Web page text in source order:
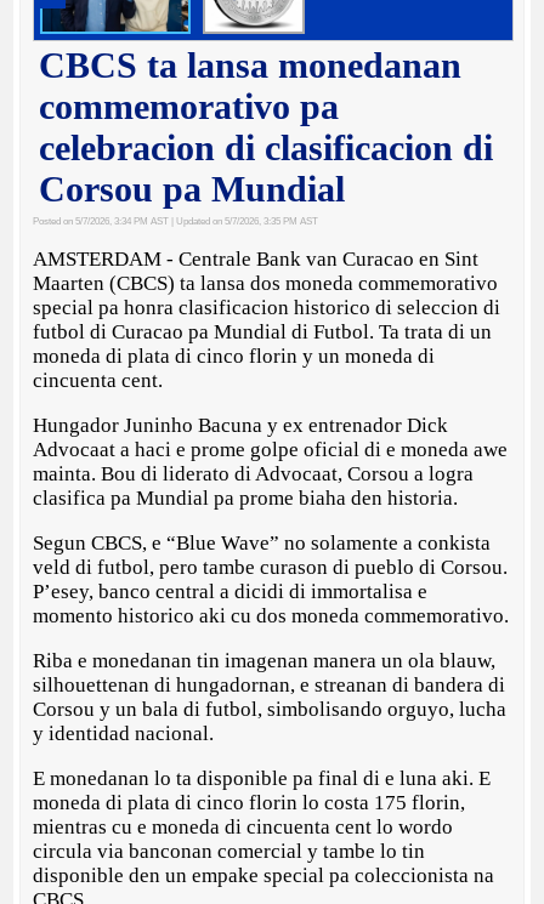
CBCS ta lansa monedanan
commemorativo pa
celebracion di clasificacion di
Corsou pa Mundial
Posted on 5/7/2026, 3:34 PM AST | Updated on 5/7/2026, 3:35 PM AST
AMSTERDAM - Centrale Bank van Curacao en Sint
Maarten (CBCS) ta lansa dos moneda commemorativo
special pa honra clasificacion historico di seleccion di
futbol di Curacao pa Mundial di Futbol. Ta trata di un
moneda di plata di cinco florin y un moneda di
cincuenta cent.
Hungador Juninho Bacuna y ex entrenador Dick
Advocaat a haci e prome golpe oficial di e moneda awe
mainta. Bou di liderato di Advocaat, Corsou a logra
clasifica pa Mundial pa prome biaha den historia.
Segun CBCS, e “Blue Wave” no solamente a conkista
veld di futbol, pero tambe curason di pueblo di Corsou.
P’esey, banco central a dicidi di immortalisa e
momento historico aki cu dos moneda commemorativo.
Riba e monedanan tin imagenan manera un ola blauw,
silhouettenan di hungadornan, e streanan di bandera di
Corsou y un bala di futbol, simbolisando orguyo, lucha
y identidad nacional.
E monedanan lo ta disponible pa final di e luna aki. E
moneda di plata di cinco florin lo costa 175 florin,
mientras cu e moneda di cincuenta cent lo wordo
circula via banconan comercial y tambe lo tin
disponible den un empake special pa coleccionista na
CBCS.